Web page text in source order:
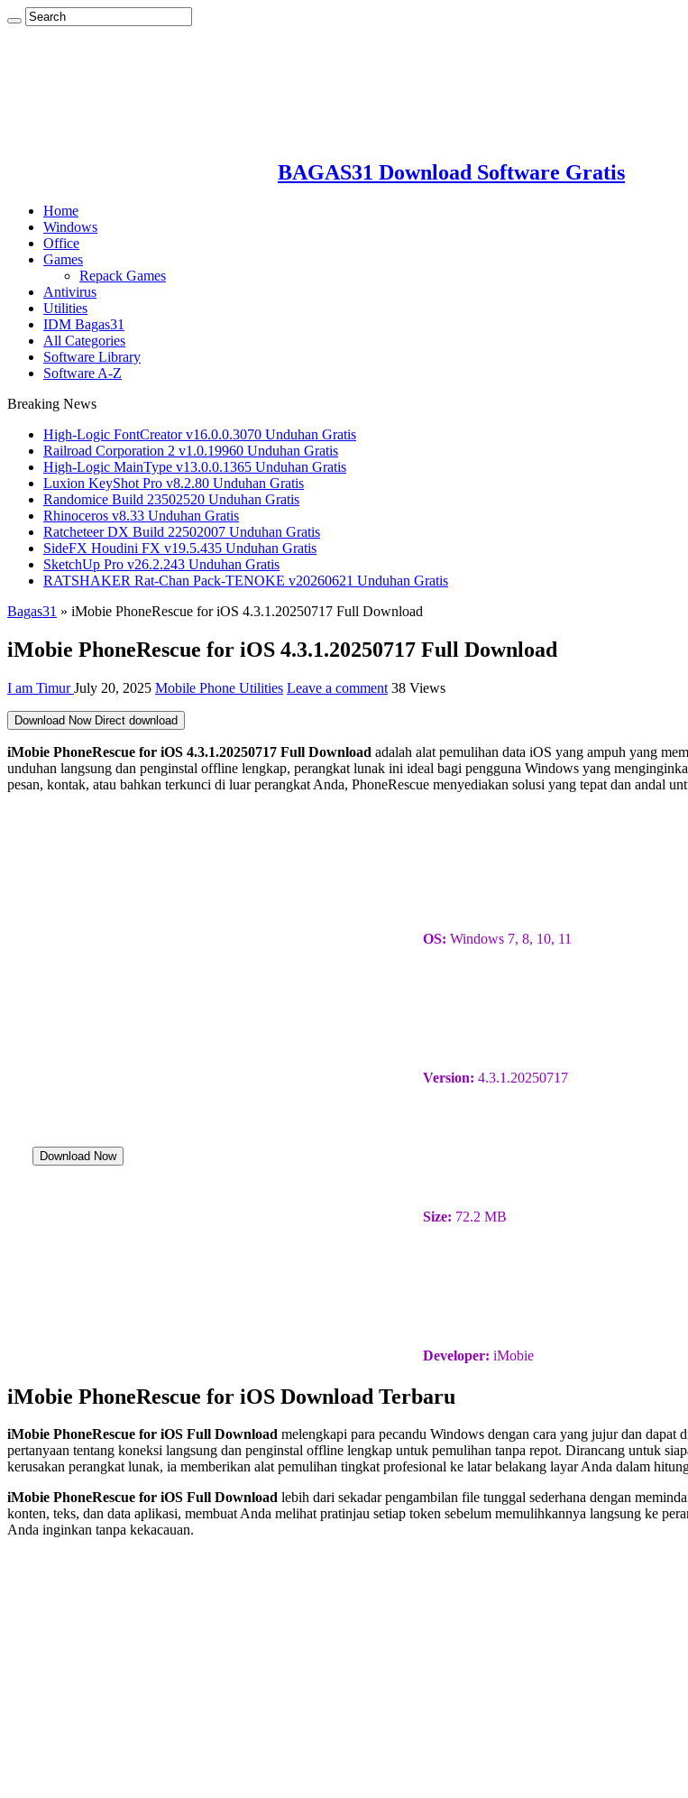
BAGAS31 Download Software Gratis
Home
Windows
Office
Games
Repack Games
Antivirus
Utilities
IDM Bagas31
All Categories
Software Library
Software A-Z
Breaking News
High-Logic FontCreator v16.0.0.3070 Unduhan Gratis
Railroad Corporation 2 v1.0.19960 Unduhan Gratis
High-Logic MainType v13.0.0.1365 Unduhan Gratis
Luxion KeyShot Pro v8.2.80 Unduhan Gratis
Randomice Build 23502520 Unduhan Gratis
Rhinoceros v8.33 Unduhan Gratis
Ratcheteer DX Build 22502007 Unduhan Gratis
SideFX Houdini FX v19.5.435 Unduhan Gratis
SketchUp Pro v26.2.243 Unduhan Gratis
RATSHAKER Rat-Chan Pack-TENOKE v20260621 Unduhan Gratis
Bagas31 » iMobie PhoneRescue for iOS 4.3.1.20250717 Full Download
iMobie PhoneRescue for iOS 4.3.1.20250717 Full Download
I am TimurJuly 20, 2025 Mobile Phone Utilities Leave a comment 38 Views
Download Now Direct download
iMobie PhoneRescue for iOS 4.3.1.20250717 Full Download adalah alat pemulihan data iOS yang ampuh yang
unduhan langsung dan penginstal offline lengkap, perangkat lunak ini ideal bagi pengguna Windows yang
pesan, kontak, atau bahkan terkunci di luar perangkat Anda, PhoneRescue menyediakan solusi yang tepat dan andal
Download Now
OS: Windows 7, 8, 10, 11
Version: 4.3.1.20250717
Size: 72.2 MB
Developer: iMobie
iMobie PhoneRescue for iOS Download Terbaru
iMobie PhoneRescue for iOS Full Download melengkapi para pecandu Windows dengan cara yang jujur ​​dan
pertanyaan tentang koneksi langsung dan penginstal offline lengkap untuk pemulihan tanpa repot. Dirancang untuk
kerusakan perangkat lunak, ia memberikan alat pemulihan tingkat profesional ke latar belakang layar Anda dalam
iMobie PhoneRescue for iOS Full Download lebih dari sekadar pengambilan file tunggal sederhana dengan
konten, teks, dan data aplikasi, membuat Anda melihat pratinjau setiap token sebelum memulihkannya langsung ke
Anda inginkan tanpa kekacauan.